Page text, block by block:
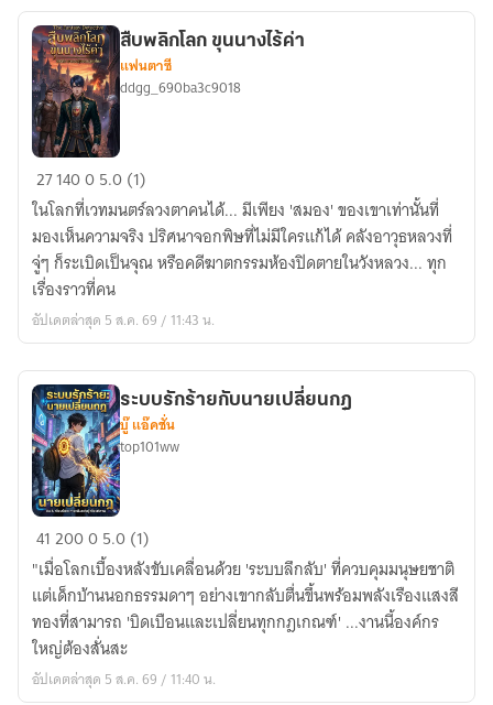
สืบ
พลิก
โลก
ขุนนาง
ไร้
ค่า
สืบพลิกโลก ขุนนางไร้ค่า
แฟนตาซี
ddgg_690ba3c9018
2714005.0 (1)
ในโลกที่เวทมนตร์ลวงตาคนได้... มีเพียง 'สมอง' ของเขาเท่านั้นที่
มองเห็นความจริง ปริศนาจอกพิษที่ไม่มีใครแก้ได้ คลังอาวุธหลวงที่
จู่ๆ ก็ระเบิดเป็นจุณ หรือคดีฆาตกรรมห้องปิดตายในวังหลวง... ทุก
เรื่องราวที่คน
อัปเดตล่าสุด 5 ส.ค. 69 / 11:43 น.
ระบบ
รัก
ร้าย
กับ
นาย
เปลี่ยน
กฎ
ระบบรักร้ายกับนายเปลี่ยนกฎ
บู๊ แอ๊คชั่น
top101ww
4120005.0 (1)
"เมื่อโลกเบื้องหลังขับเคลื่อนด้วย 'ระบบลึกลับ' ที่ควบคุมมนุษยชาติ
แต่เด็กบ้านนอกธรรมดาๆ อย่างเขากลับตื่นขึ้นพร้อมพลังเรืองแสงสี
ทองที่สามารถ 'บิดเบือนและเปลี่ยนทุกกฎเกณฑ์' ...งานนี้องค์กร
ใหญ่ต้องสั่นสะ
อัปเดตล่าสุด 5 ส.ค. 69 / 11:40 น.